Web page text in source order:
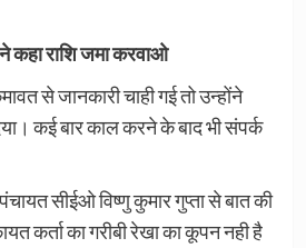
कहा राशि जमा करवाओ
से जानकारी चाही गई तो उन्होंने
कई बार काल करने के बाद भी संपर्क
सीईओ विष्णु कुमार गुप्ता से बात की
कर्ता का गरीबी रेखा का कूपन नही है